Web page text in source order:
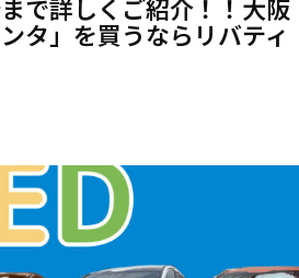
で詳しくご紹介！！大阪
タ」を買うならリバティ